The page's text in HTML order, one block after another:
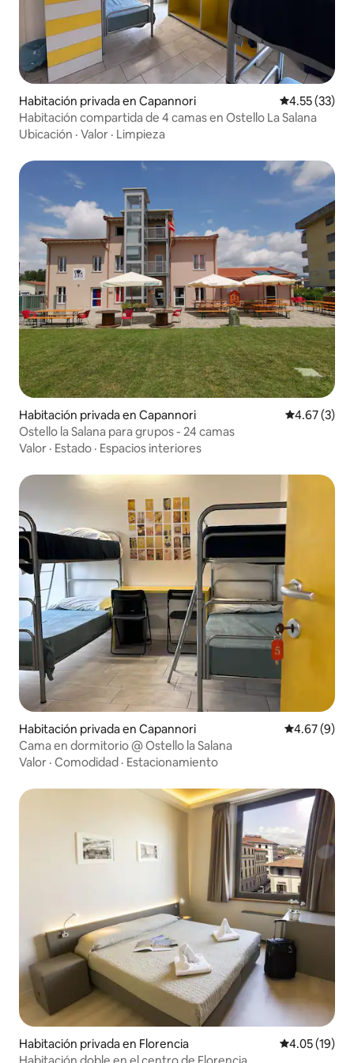
Habitación privada en Capannori Calificación
4.55 (33)
Habitación compartida de 4 camas en Ostello La Salana
Ubicación · Valor · Limpieza
Habitación privada en Capannori Calificación
4.67 (3)
Ostello la Salana para grupos - 24 camas
Valor · Estado · Espacios interiores
Habitación privada en Capannori Calificación
4.67 (9)
Cama en dormitorio @ Ostello la Salana
Valor · Comodidad · Estacionamiento
Habitación privada en Florencia Calificación
4.05 (19)
Habitación doble en el centro de Florencia